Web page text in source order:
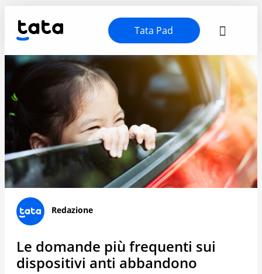
Tata Pad
Redazione
Le domande più frequenti sui
dispositivi anti abbandono